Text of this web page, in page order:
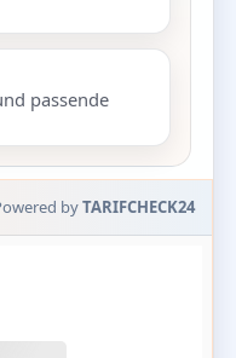
passende
byTARIFCHECK24